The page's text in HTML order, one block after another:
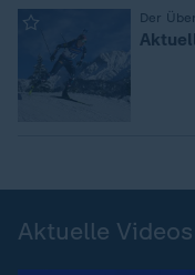
Der
Aktuelle